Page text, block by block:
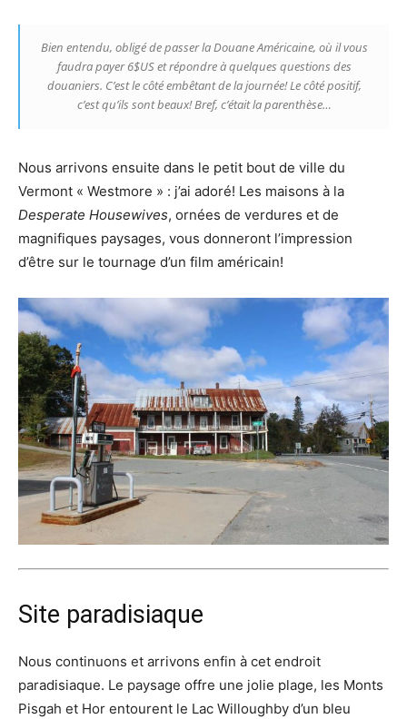
Bien entendu, obligé de passer la Douane Américaine, où il vous
faudra payer 6$US et répondre à quelques questions des
douaniers. C’est le côté embêtant de la journée! Le côté positif,
c’est qu’ils sont beaux! Bref, c’était la parenthèse…
Nous arrivons ensuite dans le petit bout de ville du
Vermont « Westmore » : j’ai adoré! Les maisons à la
Desperate Housewives, ornées de verdures et de
magnifiques paysages, vous donneront l’impression
d’être sur le tournage d’un film américain!
Site paradisiaque
Nous continuons et arrivons enfin à cet endroit
paradisiaque. Le paysage offre une jolie plage, les Monts
Pisgah et Hor entourent le Lac Willoughby d’un bleu